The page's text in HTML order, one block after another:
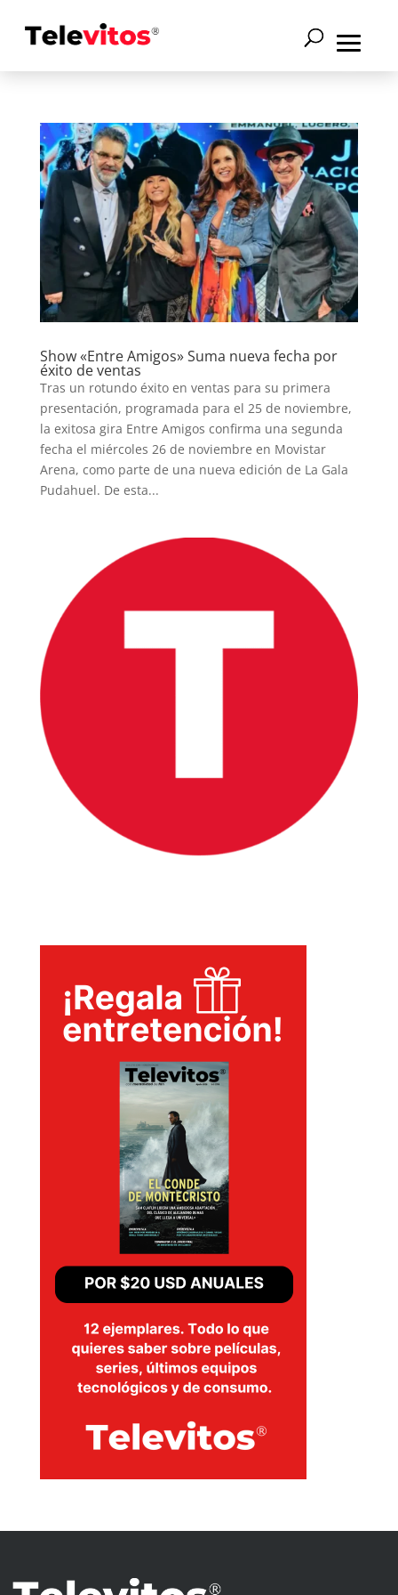
INICIO
TECNOVITOS
T-
EVENTOS
Show «Entre Amigos» Suma nueva fecha por
éxito de ventas
Tras un rotundo éxito en ventas para su primera
presentación, programada para el 25 de noviembre,
la exitosa gira Entre Amigos confirma una segunda
fecha el miércoles 26 de noviembre en Movistar
Arena, como parte de una nueva edición de La Gala
Pudahuel. De esta...